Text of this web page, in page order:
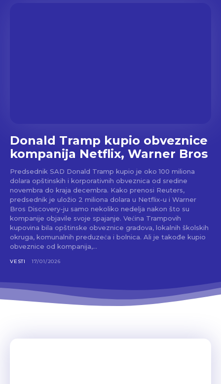
Donald Tramp kupio obveznice
kompanija Netflix, Warner Bros
Predsednik SAD Donald Tramp kupio je oko 100 miliona
dolara opštinskih i korporativnih obveznica od sredine
novembra do kraja decembra. Kako prenosi Reuters,
predsednik je uložio 2 miliona dolara u Netflix-u i Warner
Bros Discovery-ju samo nekoliko nedelja nakon što su
kompanije objavile svoje spajanje. Većina Trampovih
kupovina bila opštinske obveznice gradova, lokalnih školskih
okruga, komunalnih preduzeća i bolnica. Ali je takođe kupio
obveznice od kompanija,...
VESTI 17/01/2026